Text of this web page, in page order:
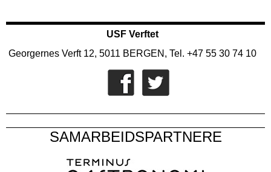
USF Verftet
Georgernes Verft 12, 5011 BERGEN, Tel. +47 55 30 74 10
SAMARBEIDSPARTNERE